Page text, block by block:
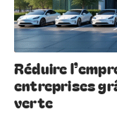
Réduire
entreprises
verte